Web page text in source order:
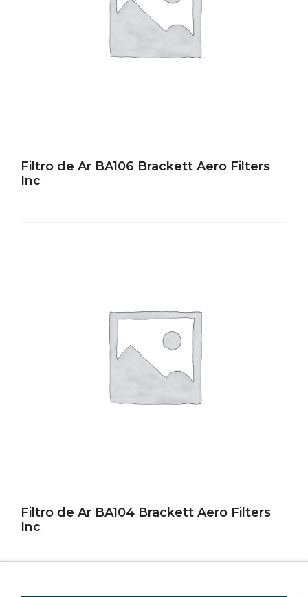
Filtro de Ar BA106 Brackett Aero Filters
Inc
Filtro de Ar BA104 Brackett Aero Filters
Inc